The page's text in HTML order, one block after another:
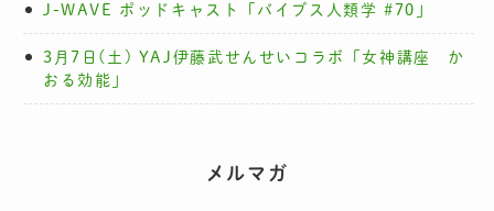
J-WAVE ポッドキャスト「バイブス人類学 #70」
3月7日(土) YAJ伊藤武せんせいコラボ「女神講座 か
おる効能」
メルマガ